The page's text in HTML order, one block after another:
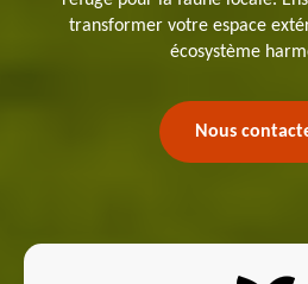
transformer votre espace
écosystème
Nous